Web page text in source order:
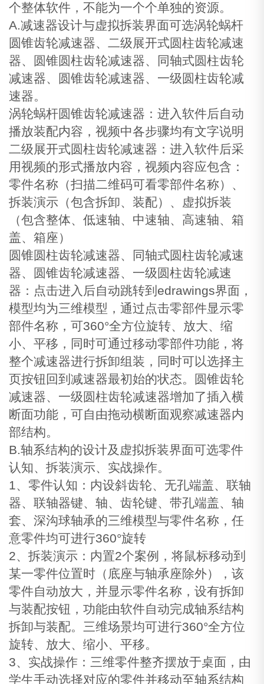
个整体软件，不能为一个个单独的资源。
A.减速器设计与虚拟拆装界面可选涡轮蜗杆
圆锥齿轮减速器、二级展开式圆柱齿轮减速
器、圆锥圆柱齿轮减速器、同轴式圆柱齿轮
减速器、圆锥齿轮减速器、一级圆柱齿轮减
速器。
涡轮蜗杆圆锥齿轮减速器：进入软件后自动
播放装配内容，视频中各步骤均有文字说明
二级展开式圆柱齿轮减速器：进入软件后采
用视频的形式播放内容，视频内容应包含：
零件名称（扫描二维码可看零部件名称）、
拆装演示（包含拆卸、装配）、虚拟拆装
（包含整体、低速轴、中速轴、高速轴、箱
盖、箱座）
圆锥圆柱齿轮减速器、同轴式圆柱齿轮减速
器、圆锥齿轮减速器、一级圆柱齿轮减速
器：点击进入后自动跳转到edrawings界面，
模型均为三维模型，通过点击零部件显示零
部件名称，可360°全方位旋转、放大、缩
小、平移，同时可通过移动零部件功能，将
整个减速器进行拆卸组装，同时可以选择主
页按钮回到减速器最初始的状态。圆锥齿轮
减速器、一级圆柱齿轮减速器增加了插入横
断面功能，可自由拖动横断面观察减速器内
部结构。
B.轴系结构的设计及虚拟拆装界面可选零件
认知、拆装演示、实战操作。
1、零件认知：内设斜齿轮、无孔端盖、联轴
器、联轴器键、轴、齿轮键、带孔端盖、轴
套、深沟球轴承的三维模型与零件名称，任
意零件均可进行360°旋转
2、拆装演示：内置2个案例，将鼠标移动到
某一零件位置时（底座与轴承座除外），该
零件自动放大，并显示零件名称，设有拆卸
与装配按钮，功能由软件自动完成轴系结构
拆卸与装配。三维场景均可进行360°全方位
旋转、放大、缩小、平移。
3、实战操作：三维零件整齐摆放于桌面，由
学生手动选择对应的零件并移动至轴系结构